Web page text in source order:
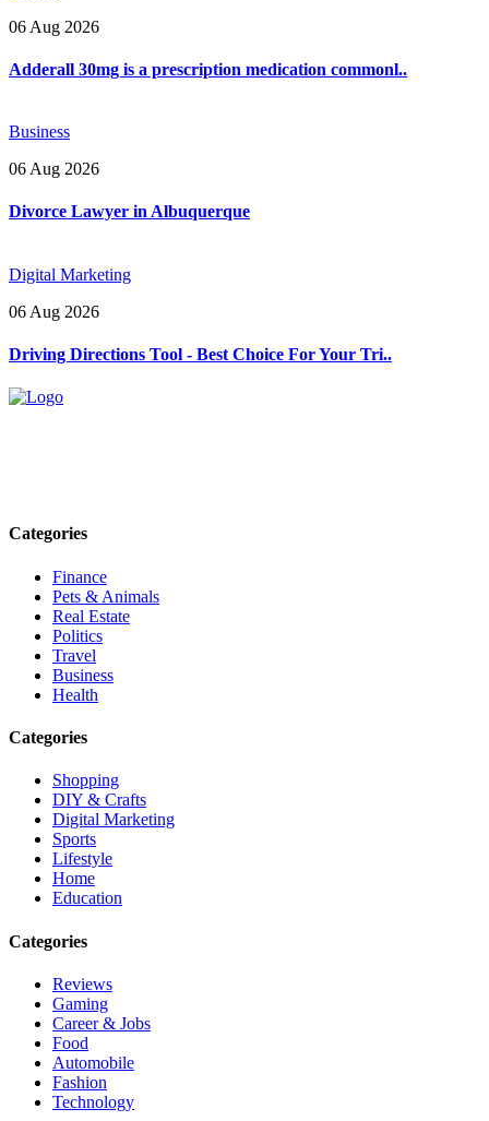
06 Aug 2026
Adderall 30mg is a prescription medication commonl..
Business
06 Aug 2026
Divorce Lawyer in Albuquerque
Digital Marketing
06 Aug 2026
Driving Directions Tool - Best Choice For Your Tri..
Categories
Finance
Pets & Animals
Real Estate
Politics
Travel
Business
Health
Categories
Shopping
DIY & Crafts
Digital Marketing
Sports
Lifestyle
Home
Education
Categories
Reviews
Gaming
Career & Jobs
Food
Automobile
Fashion
Technology